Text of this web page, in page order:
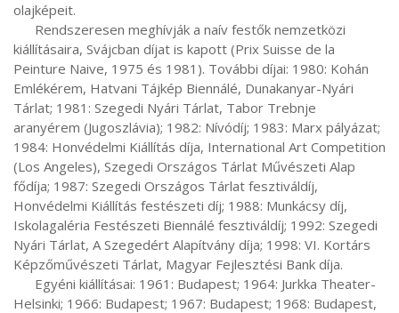
olajképeit.
kiállításaira, Svájcban díjat is kapott (Prix Suisse de la
Peinture Naive, 1975 és 1981). További díjai: 1980: Kohán
Emlékérem, Hatvani Tájkép Biennálé, Dunakanyar-Nyári
Tárlat; 1981: Szegedi Nyári Tárlat, Tabor Trebnje
aranyérem (Jugoszlávia); 1982: Nívódíj; 1983: Marx pályázat;
1984: Honvédelmi Kiállítás díja, International Art Competition
(Los Angeles), Szegedi Országos Tárlat Művészeti Alap
fődíja; 1987: Szegedi Országos Tárlat fesztiváldíj,
Honvédelmi Kiállítás festészeti díj; 1988: Munkácsy díj,
Iskolagaléria Festészeti Biennálé fesztiváldíj; 1992: Szegedi
Nyári Tárlat, A Szegedért Alapítvány díja; 1998: VI. Kortárs
Képzőművészeti Tárlat, Magyar Fejlesztési Bank díja.
Helsinki; 1966: Budapest; 1967: Budapest; 1968: Budapest,